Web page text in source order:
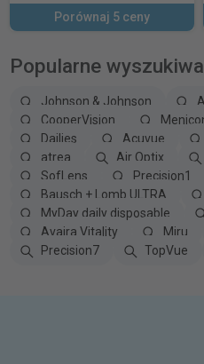
Porównaj 5 ceny
Popularne
Johnson & Johnson
CooperVision
Dailies
Acuvue
atrea
Air Optix
SofLens
Precision1
Bausch + Lomb ULTRA
MyDay daily disposable
Avaira Vitality
Miru
Precision7
TopVue